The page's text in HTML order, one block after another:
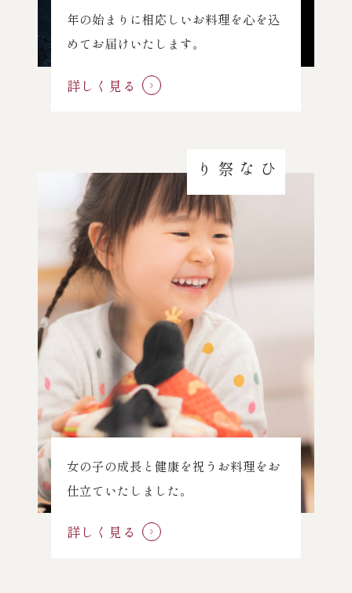
年の始まりに相応しいお料理を心を込
めてお届けいたします。
詳しく見る
ひな祭り
女の子の成長と健康を祝うお料理をお
仕立ていたしました。
詳しく見る